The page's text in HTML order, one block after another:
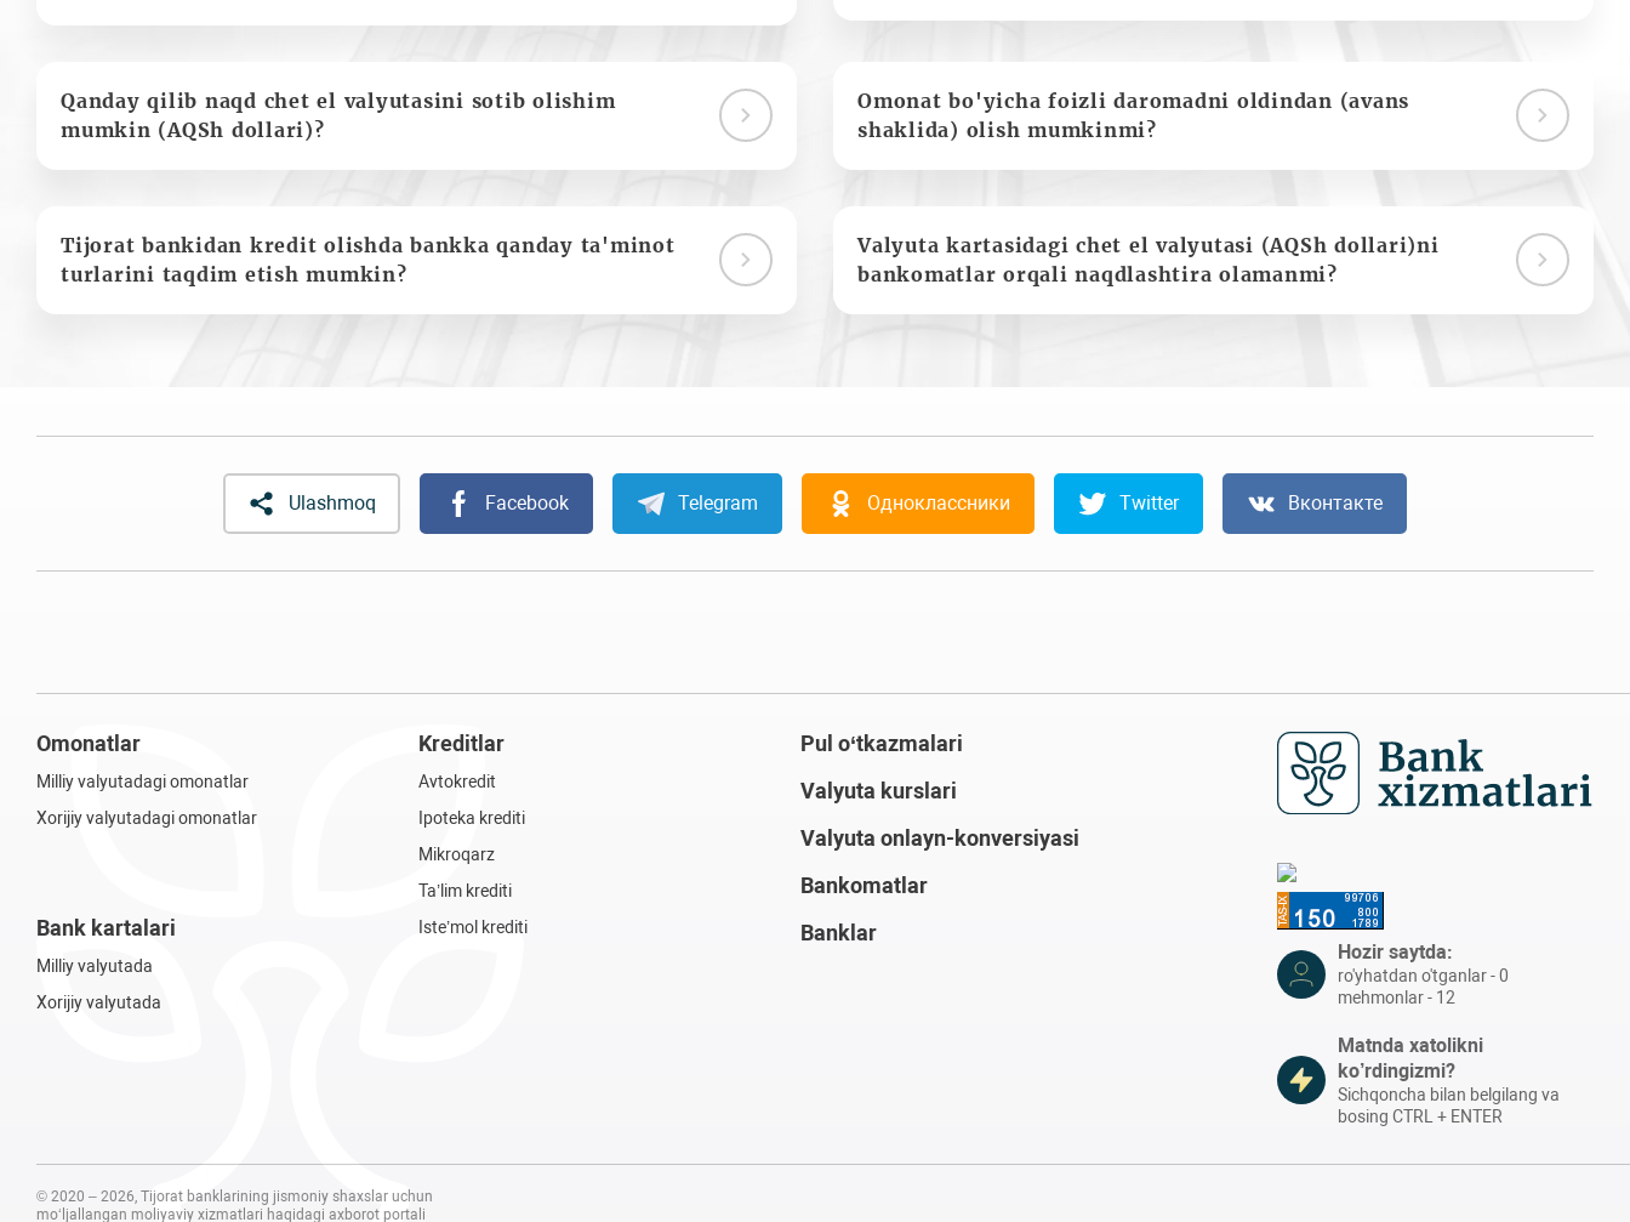
Qanday qilib naqd chet el valyutasini sotib olishim
mumkin (AQSh dollari)?
Omonat bo'yicha foizli daromadni oldindan (avans
shaklida) olish mumkinmi?
Tijorat bankidan kredit olishda bankka qanday ta'minot
turlarini taqdim etish mumkin?
Valyuta kartasidagi chet el valyutasi (AQSh dollari)ni
bankomatlar orqali naqdlashtira olamanmi?
Ulashmoq Facebook Telegram Одноклассники Twitter Вконтакте
Omonatlar
Milliy valyutadagi omonatlar
Xorijiy valyutadagi omonatlar
Bank kartalari
Milliy valyutada
Xorijiy valyutada
Kreditlar
Avtokredit
Ipoteka krediti
Mikroqarz
Ta’lim krediti
Iste’mol krediti
Pul o‘tkazmalari
Valyuta kurslari
Valyuta onlayn-konversiyasi
Bankomatlar
Banklar
Hozir saytda:
ro'yhatdan o'tganlar - 0
mehmonlar - 12
Matnda xatolikni
ko’rdingizmi?
Sichqoncha bilan belgilang va
bosing CTRL + ENTER
© 2020 – 2026, Tijorat banklarining jismoniy shaxslar uchun
mo‘ljallangan moliyaviy xizmatlari haqidagi axborot portali